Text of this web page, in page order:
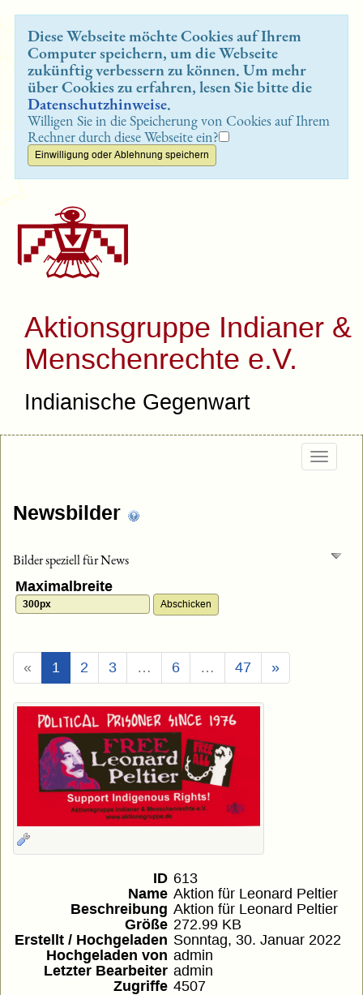
Diese Webseite möchte Cookies auf Ihrem
Computer speichern, um die Webseite
zukünftig verbessern zu können. Um mehr
über Cookies zu erfahren, lesen Sie bitte die
Datenschutzhinweise.
Willigen Sie in die Speicherung von Cookies auf Ihrem
Rechner durch diese Webseite ein?
Aktionsgruppe Indianer &
Menschenrechte e.V.
Indianische Gegenwart
Newsbilder
Bilder speziell für News
Maximalbreite
« 1 (Aktuell)
2 3 … 6 … 47 »
ID 613
Name Aktion für Leonard Peltier
Beschreibung Aktion für Leonard Peltier
Größe 272.99 KB
Erstellt / Hochgeladen Sonntag, 30. Januar 2022
Hochgeladen von admin
Letzter Bearbeiter admin
Zugriffe 4507